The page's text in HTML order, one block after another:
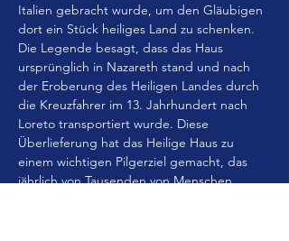
Italien gebracht wurde, um den Gläubigen
dort ein Stück heiliges Land zu schenken.
Die Legende besagt, dass das Haus
ursprünglich in Nazareth stand und nach
der Eroberung des Heiligen Landes durch
die Kreuzfahrer im 13. Jahrhundert nach
Loreto transportiert wurde. Diese
Überlieferung hat das Heilige Haus zu
einem wichtigen Pilgerziel gemacht, das
jährlich von Tausenden von Menschen